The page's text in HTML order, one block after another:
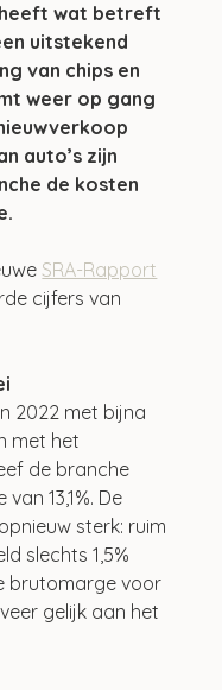
wat betreft
uitstekend
van chips en
weer op gang
auto’s zijn
de kosten
SRA-Rapport
cijfers van
2022 met bijna
met het
de branche
13,1%. De
sterk: ruim
slechts 1,5%
brutomarge voor
gelijk aan het